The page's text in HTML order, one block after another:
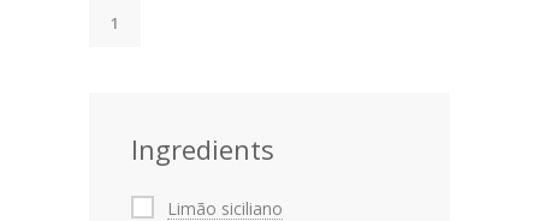
Ingredients
Limão siciliano